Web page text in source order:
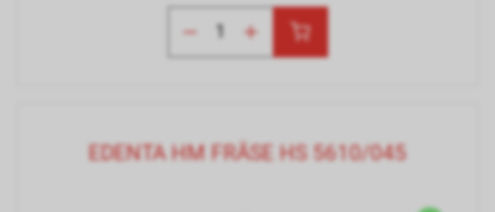
EDENTA HM FRÄSE HS 5610/045